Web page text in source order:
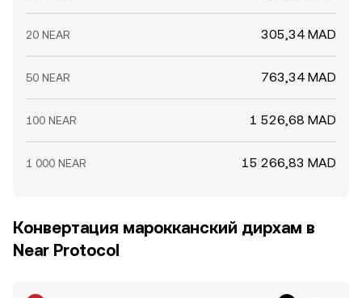
20 NEAR 305,34 MAD
50 NEAR 763,34 MAD
100 NEAR 1 526,68 MAD
1 000 NEAR 15 266,83 MAD
Конвертация марокканский дирхам в
Near Protocol